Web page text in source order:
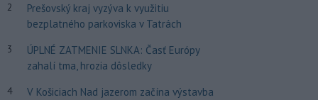
2
Prešovský kraj vyzýva k využitiu
bezplatného parkoviska v Tatrách
3
ÚPLNÉ ZATMENIE SLNKA: Časť Európy
zahalí tma, hrozia dôsledky
4
V Košiciach Nad jazerom začína výstavba